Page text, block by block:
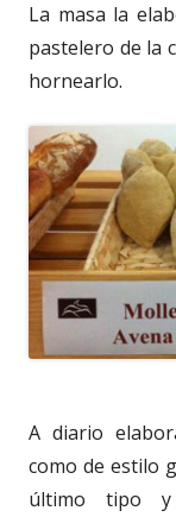
La masa la
pastelero de la
hornearlo.
A diario
como de estilo
último tipo y